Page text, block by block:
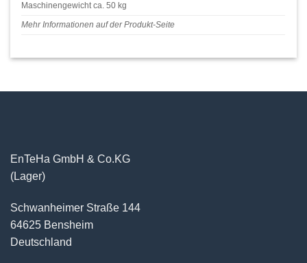
Maschinengewicht ca. 50 kg
Mehr Informationen auf der Produkt-Seite
EnTeHa GmbH & Co.KG
(Lager)
Schwanheimer Straße 144
64625 Bensheim
Deutschland